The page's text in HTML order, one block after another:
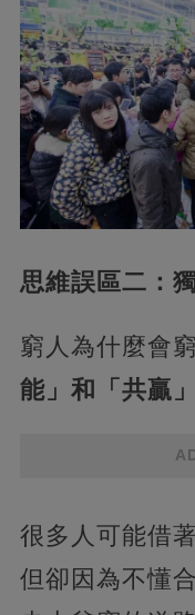
思維誤區二：
窮人為什麼會
能」和「共贏
很多人可能借
但卻因為不懂